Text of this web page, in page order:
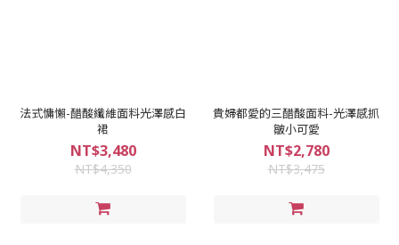
法式慵懶-醋酸纖維面料光澤感白
裙
NT$3,480
NT$4,350
貴婦都愛的三醋酸面料-光澤感抓
皺小可愛
NT$2,780
NT$3,475